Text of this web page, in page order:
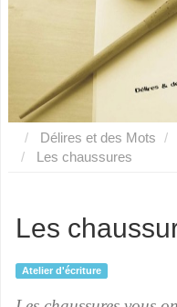
Délires et des Mots
Les chaussures
Les
Atelier d'écriture